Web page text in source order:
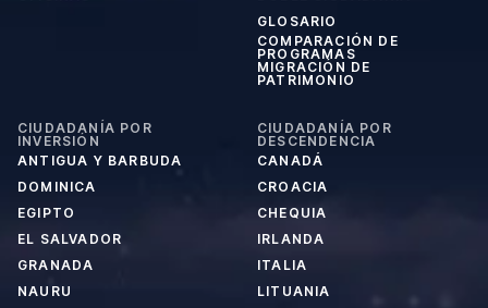
GLOSARIO
COMPARACIÓN DE
PROGRAMAS
MIGRACIÓN DE
PATRIMONIO
CIUDADANÍA POR
INVERSIÓN
ANTIGUA Y BARBUDA
DOMINICA
EGIPTO
EL SALVADOR
GRANADA
NAURU
CIUDADANÍA POR
DESCENDENCIA
CANADÁ
CROACIA
CHEQUIA
IRLANDA
ITALIA
LITUANIA